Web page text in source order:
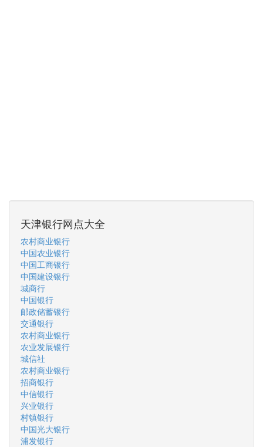
天津银行网点大全
农村商业银行
中国农业银行
中国工商银行
中国建设银行
城商行
中国银行
邮政储蓄银行
交通银行
农村商业银行
农业发展银行
城信社
农村商业银行
招商银行
中信银行
兴业银行
村镇银行
中国光大银行
浦发银行